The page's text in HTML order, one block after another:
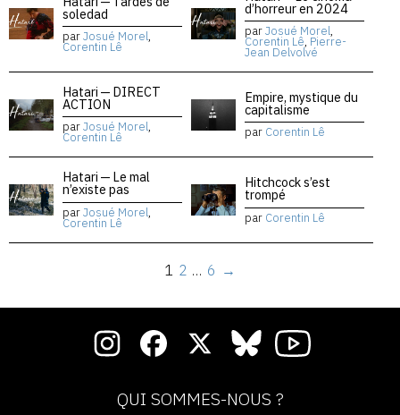
soledad
parJosué Morel,
Corentin Lê
d’horreur en 2024
parJosué Morel,
Corentin Lê, Pierre-
Jean Delvolvé
Hatari — DIRECT
ACTION
parJosué Morel,
Corentin Lê
Empire, mystique du
capitalisme
par Corentin Lê
Hatari — Le mal
n’existe pas
parJosué Morel,
Corentin Lê
Hitchcock s’est
trompé
par Corentin Lê
1 2 … 6 →
QUI SOMMES-NOUS ?